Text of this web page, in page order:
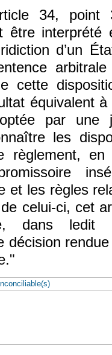
34,
interprété
d’un
cette
équivalent
par une
les
règlement, en
et les règles
celui-ci, cet
dans
décision